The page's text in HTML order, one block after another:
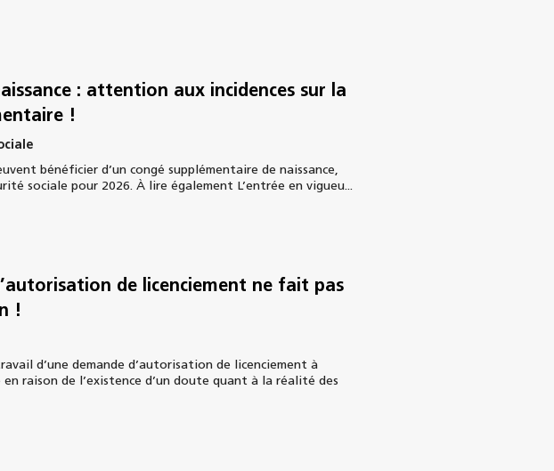
: attention aux incidences sur la
!
bénéficier d’un congé supplémentaire de naissance,
sociale pour 2026. À lire également L’entrée en vigueu...
de licenciement ne fait pas
!
d’une demande d’autorisation de licenciement à
raison de l’existence d’un doute quant à la réalité des